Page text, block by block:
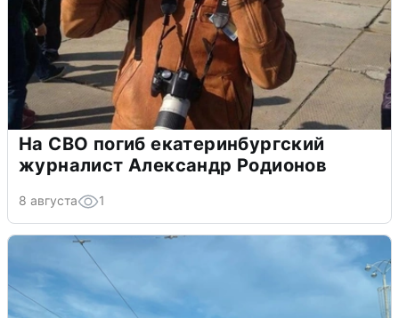
На СВО погиб екатеринбургский
журналист Александр Родионов
8 августа 1